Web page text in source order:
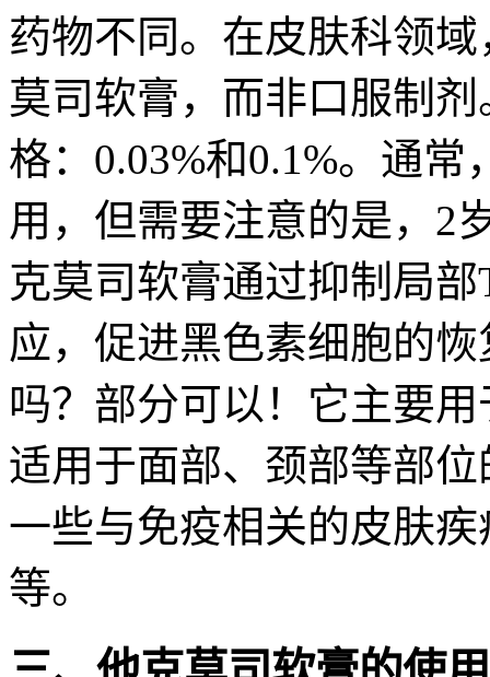
药物不同。在皮肤科领
莫司软膏，而非口服制
格：0.03%和0.1%。通
用，但需要注意的是，2
克莫司软膏通过抑制局
应，促进黑色素细胞的
吗？部分可以！它主要
适用于面部、颈部等部
一些与免疫相关的皮肤
等。